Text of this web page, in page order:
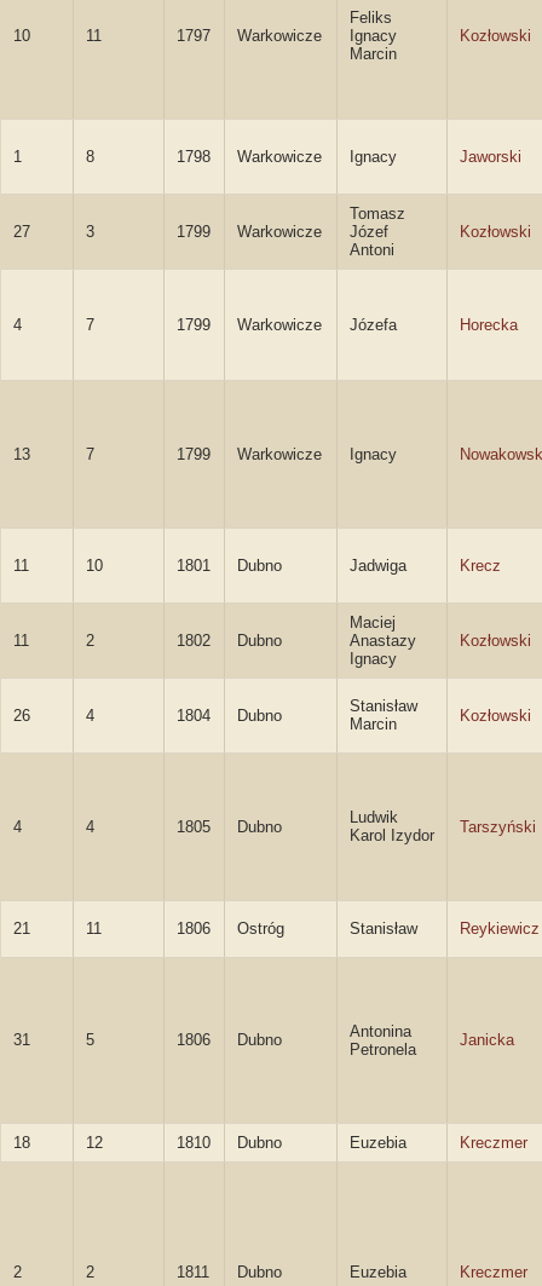
10 11 1797 Warkowicze
Feliks
Ignacy
Marcin
Kozłowski
1 8 1798 Warkowicze Ignacy Jaworski
27 3 1799 Warkowicze
Tomasz
Józef
Antoni
Kozłowski
4 7 1799 Warkowicze Józefa Horecka
13 7 1799 Warkowicze Ignacy
11 10 1801 Dubno Jadwiga Krecz
11 2 1802 Dubno
Maciej
Anastazy
Ignacy
Kozłowski
26 4 1804 Dubno
Stanisław
Marcin
Kozłowski
4 4 1805 Dubno
Ludwik
Karol Izydor
Tarszyński
21 11 1806 Ostróg Stanisław Reykiewicz
31 5 1806 Dubno
Antonina
Petronela
Janicka
18 12 1810 Dubno Euzebia Kreczmer
2 2 1811 Dubno Euzebia Kreczmer